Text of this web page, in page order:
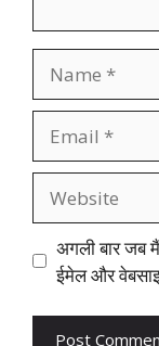
अगली बार जब
ईमेल और